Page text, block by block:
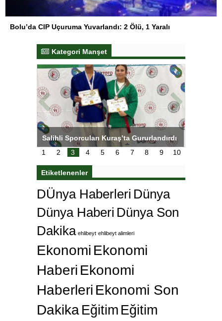
Bolu’da CIP Uçuruma Yuvarlandı: 2 Ölü, 1 Yaralı
Kategori Manşet
Salihli Sporcuları Kuraş’ta Gururlandırdı
1 2 3 4 5 6 7 8 9 10
Etiketlenenler
DÜnya Haberleri Dünya
Dünya Haberi Dünya Son
Dakika ehlibeyt ehlibeyt alimleri
Ekonomi Ekonomi
Haberi Ekonomi
Haberleri Ekonomi Son
Dakika Eğitim Eğitim